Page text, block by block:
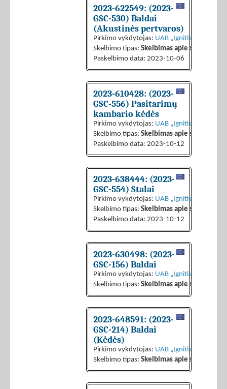
2023-622549: (2023-
GSC-530) Baldai
(Akustinės pertvaros)
Pirkimo vykdytojas: UAB „Ignitis grupės
Skelbimo tipas: Skelbimas apie sutarties
Paskelbimo data: 2023-10-06
2023-610428: (2023-
GSC-556) Pasitarimų
kambario kėdės
Pirkimo vykdytojas: UAB „Ignitis grupės
Skelbimo tipas: Skelbimas apie sutarties
Paskelbimo data: 2023-10-12
2023-638444: (2023-
GSC-554) Stalai
Pirkimo vykdytojas: UAB „Ignitis grupės
Skelbimo tipas: Skelbimas apie sutarties
Paskelbimo data: 2023-10-12
2023-630498: (2023-
GSC-156) Baldai
Pirkimo vykdytojas: UAB „Ignitis grupės
Skelbimo tipas: Skelbimas apie sutarties
2023-648591: (2023-
GSC-214) Baldai
(Kėdės)
Pirkimo vykdytojas: UAB „Ignitis grupės
Skelbimo tipas: Skelbimas apie sutarties